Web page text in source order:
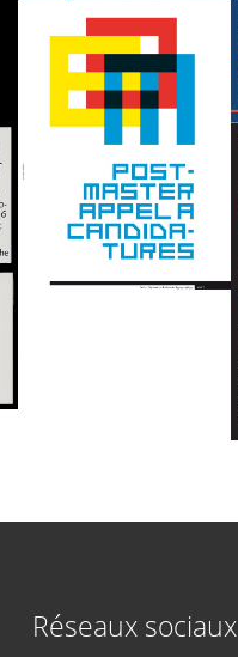
Réseaux sociaux